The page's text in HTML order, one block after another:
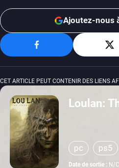
Ajoutez-nous
CET ARTICLE PEUT CONTENIR DES LIENS
Loulan:
pc ps5
Date de sortie : N/C